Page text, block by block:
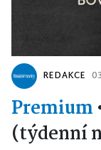
REDAKCE
Premium
(týdenní